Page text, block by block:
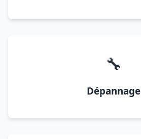
🔧
Dépannage